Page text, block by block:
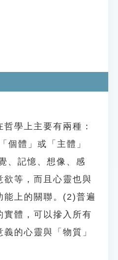
學上主要有兩種：
個體」或「主體」
、記憶、想像、感
欲等，而且心靈也與
能上的關聯。(2)普遍
實體，可以摻入所有
的心靈與「物質」